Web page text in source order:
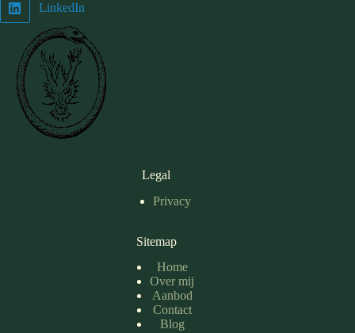
LinkedIn
Legal
Privacy
Sitemap
Home
Over mij
Aanbod
Contact
Blog